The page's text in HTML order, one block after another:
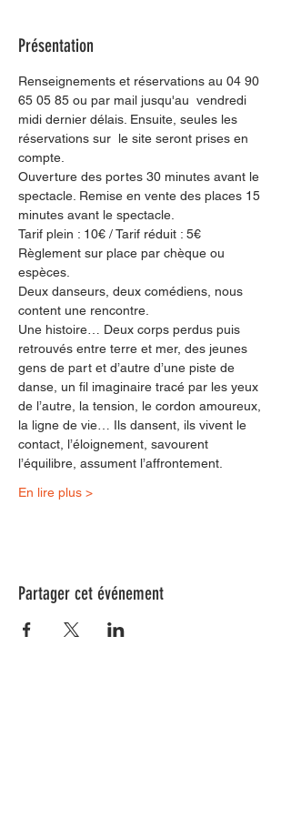
Présentation
Renseignements et réservations au 04 90
65 05 85 ou par mail jusqu'au  vendredi
midi dernier délais. Ensuite, seules les
réservations sur  le site seront prises en
compte.
Ouverture des portes 30 minutes avant le
spectacle. Remise en vente des places 15
minutes avant le spectacle.
Tarif plein : 10€ / Tarif réduit : 5€
Règlement sur place par chèque ou
espèces.
Deux danseurs, deux comédiens, nous
content une rencontre.
Une histoire… Deux corps perdus puis
retrouvés entre terre et mer, des jeunes
gens de part et d’autre d’une piste de
danse, un fil imaginaire tracé par les yeux
de l’autre, la tension, le cordon amoureux,
la ligne de vie… Ils dansent, ils vivent le
contact, l’éloignement, savourent
l’équilibre, assument l’affrontement.
En lire plus >
Partager cet événement